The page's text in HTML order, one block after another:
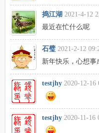
捣江湖 2021-4-12
最近在忙什么呢
石璧 2021-2-12
新年快乐，心想
testjhy 2020-12-16
testjhy 2020-11-16